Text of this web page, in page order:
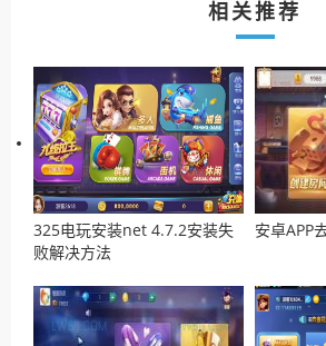
相关推荐
325电玩安装net 4.7.2安装失
败解决方法
安卓APP